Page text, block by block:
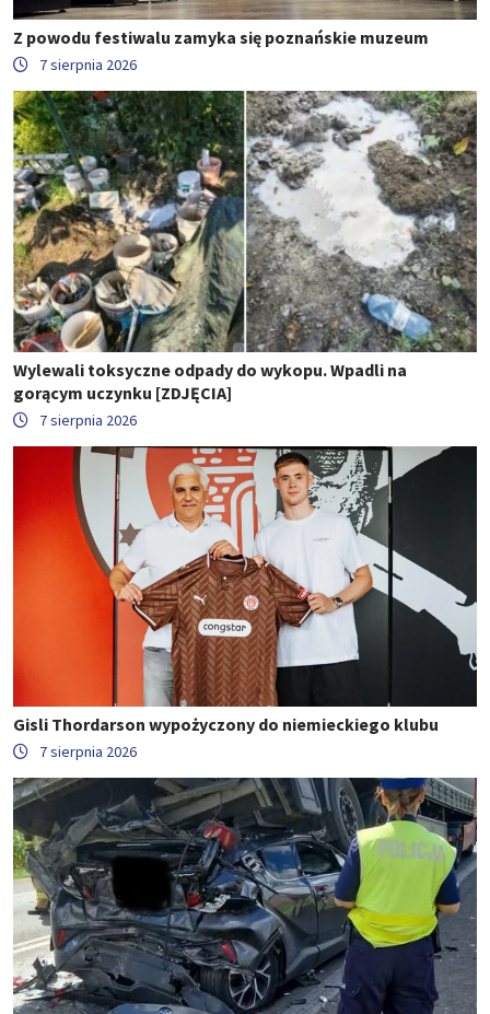
Z powodu festiwalu zamyka się poznańskie muzeum
7 sierpnia 2026
Wylewali toksyczne odpady do wykopu. Wpadli na
gorącym uczynku [ZDJĘCIA]
7 sierpnia 2026
Gisli Thordarson wypożyczony do niemieckiego klubu
7 sierpnia 2026